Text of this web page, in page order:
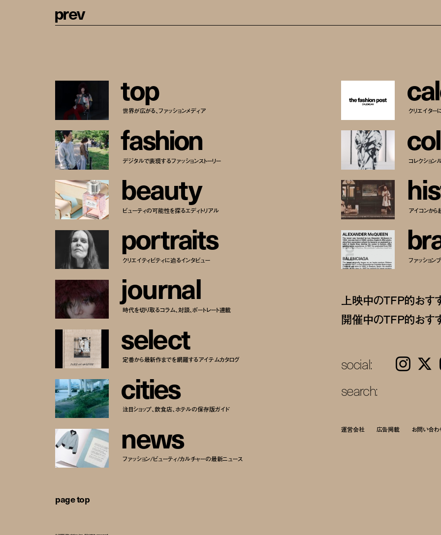
prev
top
世界が広がる、ファッションメディア
fashion
デジタルで表現するファッションストーリー
beauty
ビューティの可能性を探るエディトリアル
portraits
クリエイティビティに迫るインタビュー
journal
時代を切り取るコラム、対談、ポートレート連載
select
定番から最新作までを網羅するアイテムカタログ
cities
注目ショップ、飲食店、ホテルの保存版ガイド
news
ファッション/ビューティ/カルチャーの最新ニュース
cal
クリエイター
col
コレクション
his
アイコンから
br
ファッション
上映中のTFP的おす
開催中のTFP的おす
social: Instagram 𝕏
search:
運営会社 広告掲載 お問い合わ
page top